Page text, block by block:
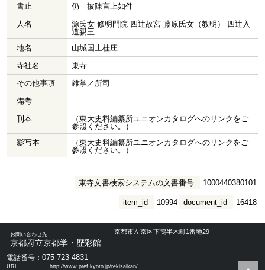
書止
仍 披陳言上如件
人名
源氏女 修明門院 四辻故宮 藤原氏女（教明） 四辻入
道親王
地名
山城国上桂庄
寺社名
東寺
その他事項
雑掌／所司
備考
刊本
（東大史料編纂所ユニオンカタログへのリンクをご
参照ください。）
影写本
（東大史料編纂所ユニオンカタログへのリンクをご
参照ください。）
東寺文書検索システムの文書番号 1000440380101
document_id 16418
item_id 10994
お問い合わせ先
京都府立京都学・歴彩館
京都市左京区下鴨半木町1番地29
電話番号：075-723-4831
URL ： http://www.pref.kyoto.jp/rekisaikan/